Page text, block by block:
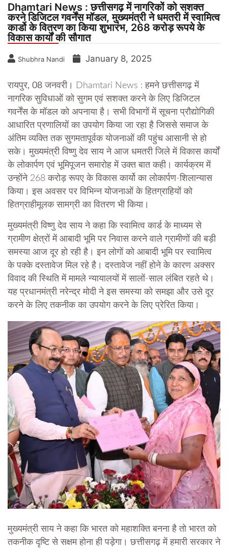
Dhamtari News : छत्तीसगढ़ में नागरिकों को सशक्त
करने डिजिटल गवर्नेंस मॉडल, मुख्यमंत्री ने धमतरी में स्वामित्व
कार्डो के वितरण का किया शुभारंभ, 268 करोड़ रूपये के
विकास कार्यों की सौगात
Shubhra Nandi January 8, 2025
रायपुर, 08 जनवरी।
Dhamtari News : हमने छत्तीसगढ़ में
नागरिक सुविधाओं को सुगम एवं सशक्त करने के लिए डिजिटल
गवर्नेंस के मॉडल को अपनाया है। सभी विभागों में सूचना प्रौद्योगिकी
आधारित प्रणालियों का उपयोग किया जा रहा है जिससे समाज के
अंतिम व्यक्ति तक सुगमतापूर्वक योजनाओं की पहुंच आसानी से हो
सके। मुख्यमंत्री विष्णु देव साय ने आज धमतरी जिले में विकास कार्यों
के लोकार्पण एवं भूमिपूजन समारोह में उक्त बात कही। कार्यक्रम में
उन्होंने 268 करोड़ रूपए के विकास कार्यो का लोकार्पण-शिलान्यास
किया। इस अवसर पर विभिन्न योजनाओं के हितग्राहियों को
हितग्राहीमूलक सामग्री का वितरण भी किया।
मुख्यमंत्री विष्णु देव साय ने कहा कि स्वामित्व कार्ड के माध्यम से
ग्रामीण क्षेत्रों में आबादी भूमि पर निवास करने वाले ग्रामीणों की बड़ी
समस्या आज दूर हो रही है। इन लोगों को आबादी भूमि पर स्वामित्व
के पक्के दस्तावेज मिल रहे है। दस्तावेज नहीं होने के कारण अक्सर
विवाद की स्थिति में मामले न्यायालयों में सालों-साल लंबित रहते थे।
यह प्रधानमंत्री नरेन्द्र मोदी ने इस समस्या को समझा और उसे दूर
करने के लिए तकनीक का उपयोग करने के लिए प्रेरित किया।
मुख्यमंत्री साय ने कहा कि भारत को महाशक्ति बनना है तो भारत को
तकनीक दृष्टि से सक्षम होना ही पड़ेगा। छत्तीसगढ़ में हमारी सरकार ने